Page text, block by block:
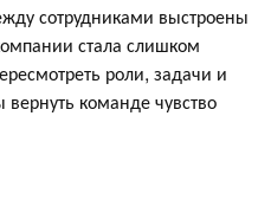
сотрудниками выстроены
стала слишком
роли, задачи и
команде чувство